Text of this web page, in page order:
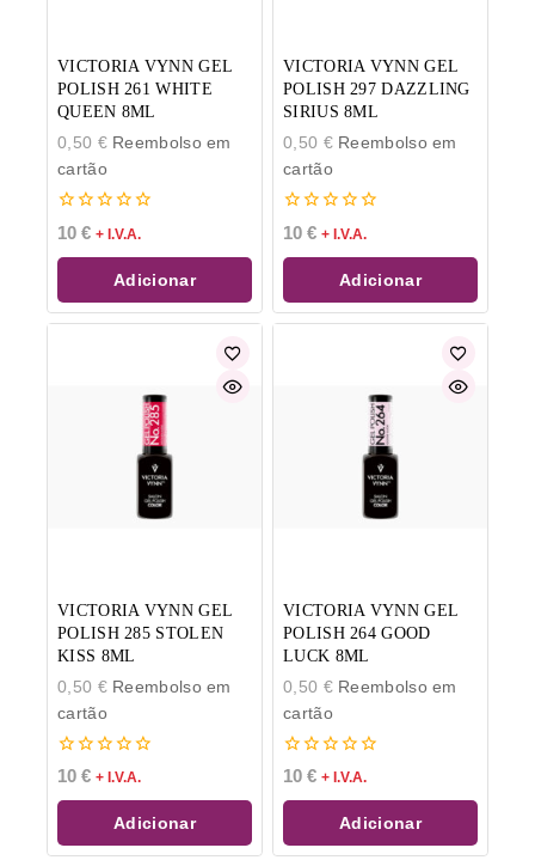
VICTORIA VYNN GEL
POLISH 261 WHITE
QUEEN 8ML
0,50 €Reembolso em
cartão
0
de
5
10 € + I.V.A.
Adicionar
VICTORIA VYNN GEL
POLISH 297 DAZZLING
SIRIUS 8ML
0,50 €Reembolso em
cartão
0
de
5
10 € + I.V.A.
Adicionar
VICTORIA VYNN GEL
POLISH 285 STOLEN
KISS 8ML
0,50 €Reembolso em
cartão
0
de
5
10 € + I.V.A.
Adicionar
VICTORIA VYNN GEL
POLISH 264 GOOD
LUCK 8ML
0,50 €Reembolso em
cartão
0
de
5
10 € + I.V.A.
Adicionar